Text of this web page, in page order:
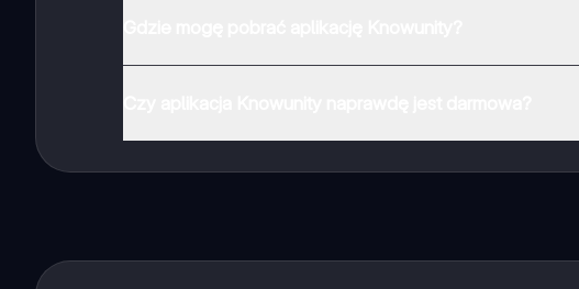
ich obserwować. Możesz użyć punktów, aby odblokować pewne